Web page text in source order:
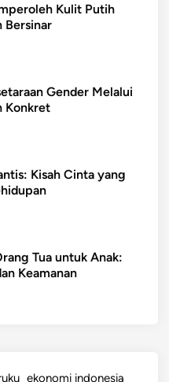
Kulit Putih
Bersinar
Gender Melalui
Konkret
Kisah Cinta yang
Tua untuk Anak:
Keamanan
ekonomi indonesia